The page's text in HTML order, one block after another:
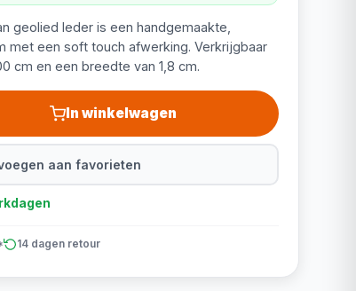
geolied leder is een handgemaakte,
met een soft touch afwerking. Verkrijgbaar
cm en een breedte van 1,8 cm.
In winkelwagen
aan favorieten
14 dagen retour